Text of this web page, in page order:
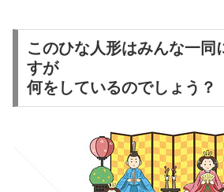
このひな人形はみんな一同
すが
何をしているのでしょう？